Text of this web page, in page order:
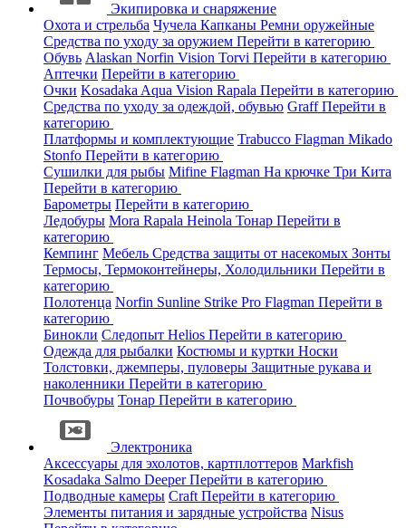
Экипировка и снаряжение
Охота и стрельба Чучела Капканы Ремни оружейные
Средства по уходу за оружием Перейти в категорию
Обувь Alaskan Norfin Vision Torvi Перейти в категорию
Аптечки Перейти в категорию
Очки Kosadaka Aqua Vision Rapala Перейти в категорию
Средства по уходу за одеждой, обувью GraffПерейти в
категорию
Платформы и комплектующие Trabucco Flagman Mikado
Stonfo Перейти в категорию
Сушилки для рыбы Mifine Flagman На крючке Три Кита
Перейти в категорию
Барометры Перейти в категорию
Ледобуры Mora Rapala Heinola Тонар Перейти в
категорию
Кемпинг Мебель Средства защиты от насекомых Зонты
Термосы, Термоконтейнеры, Холодильники Перейти в
категорию
Полотенца Norfin Sunline Strike Pro Flagman Перейти в
категорию
Бинокли Следопыт Helios Перейти в категорию
Одежда для рыбалки Костюмы и куртки Носки
Толстовки, джемперы, пуловеры Защитные рукава и
наколенники Перейти в категорию
Почвобуры Тонар Перейти в категорию
Электроника
Аксессуары для эхолотов, картплоттеров Markfish
Kosadaka Salmo DeeperПерейти в категорию
Подводные камеры Craft Перейти в категорию
Элементы питания и зарядные устройства Nisus